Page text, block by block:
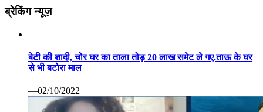
ब्रेकिंग न्यूज़
बेटी की शादी, चोर घर का ताला तोड़ 20 लाख समेट ले गए.ताऊ के घर
से भी बटोरा माल
—02/10/2022